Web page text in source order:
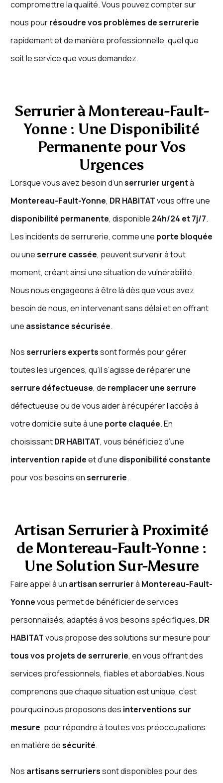
compromettre la qualité. Vous pouvez compter sur
nous pourrésoudre vos problèmes de serrurerie
rapidement et de manière professionnelle, quel que
soit le service que vous demandez.
Serrurier à Montereau-Fault-
Yonne : Une Disponibilité
Permanente pour Vos
Urgences
Lorsque vous avez besoin d’unserrurier urgentà
Montereau-Fault-Yonne, DR HABITATvous offre une
disponibilité permanente, disponible 24h/24 et 7j/7.
Les incidents de serrurerie, comme une porte bloquée
ou uneserrure cassée, peuvent survenir à tout
moment, créant ainsi une situation de vulnérabilité.
Nous nous engageons à être là dès que vous avez
besoin de nous, en intervenant sans délai et en offrant
une assistance sécurisée.
Nosserruriers expertssont formés pour gérer
toutes les urgences, qu’il s’agisse de réparer une
serrure défectueuse, de remplacer une serrure
défectueuse ou de vous aider à récupérer l’accès à
votre domicile suite à une porte claquée. En
choisissantDR HABITAT, vous bénéficiez d’une
intervention rapideet d’une disponibilité constante
pour vos besoins enserrurerie.
Artisan Serrurier à Proximité
de Montereau-Fault-Yonne :
Une Solution Sur-Mesure
Faire appel à un artisan serrurierà Montereau-Fault-
Yonnevous permet de bénéficier de services
personnalisés, adaptés à vos besoins spécifiques. DR
HABITATvous propose des solutions sur mesure pour
tous vos projets de serrurerie, en vous offrant des
services professionnels, fiables et abordables. Nous
comprenons que chaque situation est unique, c’est
pourquoi nous proposons des interventions sur
mesure, pour répondre à toutes vos préoccupations
en matière desécurité.
Nos artisans serrurierssont disponibles pour des